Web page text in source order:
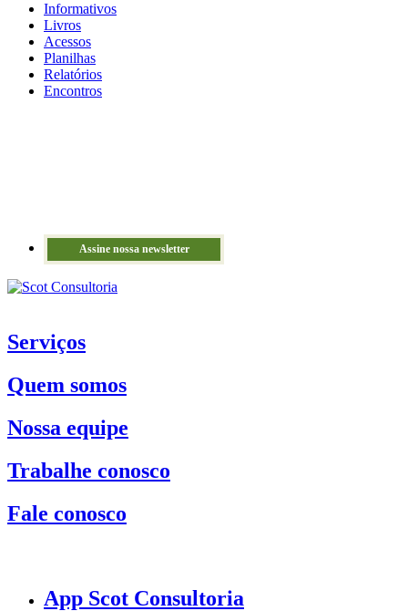
Informativos
Livros
Acessos
Planilhas
Relatórios
Encontros
Assine nossa newsletter
Serviços
Quem somos
Nossa equipe
Trabalhe conosco
Fale conosco
App Scot Consultoria